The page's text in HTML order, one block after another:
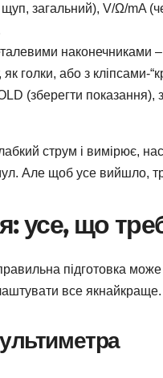
загальний), V/Ω/mA
наконечниками
голки, або з кліпсами-
(зберегти показання),
струм і вимірює,
Але щоб усе вийшло,
усе, що
підготовка
все якнайкраще.